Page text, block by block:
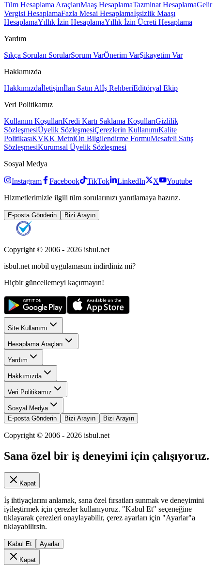
Tüm Hesaplama AraçlarıMaaş HesaplamaTazminat HesaplamaGelir
Vergisi HesaplamaFazla Mesai Hesaplamaİşsizlik Maaşı
HesaplamaYıllık İzin HesaplamaYıllık İzin Ücreti Hesaplama
Yardım
Sıkça Sorulan SorularSorum VarÖnerim VarŞikayetim Var
Hakkımızda
Hakkımızdaİletişimİlan Satın Alİş RehberiEditöryal Ekip
Veri Politikamız
Kullanım KoşullarıKredi Kartı Saklama KoşullarıGizlilik
SözleşmesiÜyelik SözleşmesiÇerezlerin KullanımıKalite
PolitikasıKVKK MetniÖn Bilgilendirme FormuMesafeli Satış
SözleşmesiKurumsal Üyelik Sözleşmesi
Sosyal Medya
Instagram Facebook TikTok LinkedIn X
Youtube
Hizmetlerimizle ilgili tüm sorularınızı yanıtlamaya hazırız.
E-posta Gönderin Bizi Arayın
Copyright © 2006 - 2026 isbul.net
isbul.net mobil uygulamasını indirdiniz mi?
Hiçbir güncellemeyi kaçırmayın!
Site Kullanımı
Hesaplama Araçları
Yardım
Hakkımızda
Veri Politikamız
Sosyal Medya
E-posta Gönderin
Bizi Arayın Bizi Arayın
Copyright © 2006 - 2026 isbul.net
Sana özel bir iş deneyimi için çalışıyoruz.
Kapat
İş ihtiyaçlarını anlamak, sana özel fırsatları sunmak ve deneyimini
iyileştirmek için çerezler kullanıyoruz. "Kabul Et" seçeneğine
tıklayarak çerezleri onaylayabilir, çerez ayarları için "Ayarlar"a
tıklayabilirsin.
Kabul Et Ayarlar
Kapat